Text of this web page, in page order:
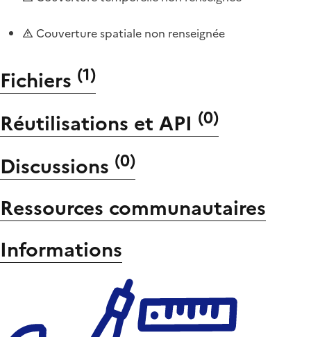
Couverture spatiale non renseignée
Fichiers (1)
Réutilisations et API (0)
Discussions (0)
Ressources communautaires
Informations